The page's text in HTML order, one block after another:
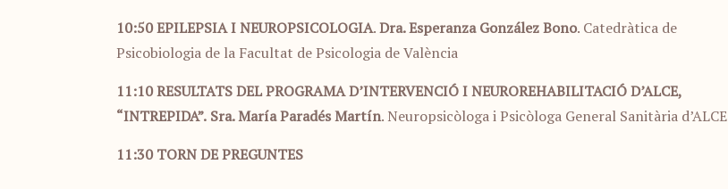
10:50EPILEPSIA I NEUROPSICOLOGIA.Dra. Esperanza González Bono. Catedràtica de
Psicobiologia de la Facultat de Psicologia de València
11:10RESULTATS DEL PROGRAMA D’INTERVENCIÓ I NEUROREHABILITACIÓ D’ALCE,
“INTREPIDA”. Sra. María Paradés Martín. Neuropsicòloga i Psicòloga General Sanitària d’ALCE
11:30 TORN DE PREGUNTES